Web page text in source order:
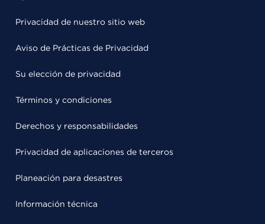
Privacidad de nuestro sitio web
Aviso de Prácticas de Privacidad
Su elección de privacidad
Términos y condiciones
Derechos y responsabilidades
Privacidad de aplicaciones de terceros
Planeación para desastres
Información técnica